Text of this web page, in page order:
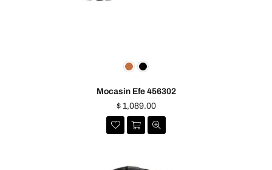
Mocasin Efe 456302
Precio
habitual
$ 1,089.00